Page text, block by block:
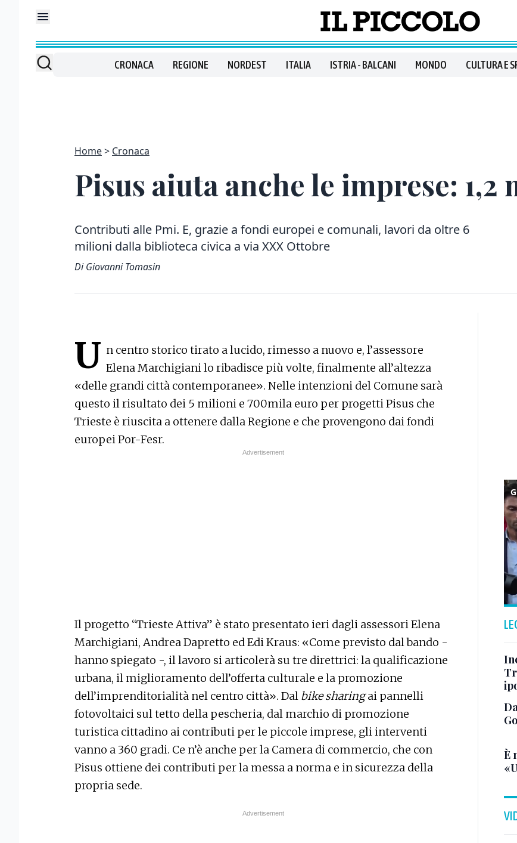
CRONACA REGIONE NORDEST ITALIA ISTRIA - BALCANI MONDO CULTURA E
Home Cronaca
Pisus aiuta anche le imprese:
Contributi alle Pmi. E, grazie a fondi europei e comunali, lavori da oltre 6
milioni dalla biblioteca civica a via XXX Ottobre
Di Giovanni Tomasin
U n centro storico tirato a lucido, rimesso a nuovo e, l’assessore
Elena Marchigiani lo ribadisce più volte, finalmente all’altezza
«delle grandi città contemporanee». Nelle intenzioni del Comune sarà
questo il risultato dei 5 milioni e 700mila euro per progetti Pisus che
Trieste è riuscita a ottenere dalla Regione e che provengono dai fondi
europei Por-Fesr.
Il progetto “Trieste Attiva” è stato presentato ieri dagli assessori Elena
Marchigiani, Andrea Dapretto ed Edi Kraus: «Come previsto dal bando -
hanno spiegato -, il lavoro si articolerà su tre direttrici: la qualificazione
urbana, il miglioramento dell’offerta culturale e la promozione
dell’imprenditorialità nel centro città». Dal bike sharingai pannelli
fotovoltaici sul tetto della pescheria, dal marchio di promozione
turistica cittadino ai contributi per le piccole imprese, gli interventi
vanno a 360 gradi. Ce n’è anche per la Camera di commercio, che con
Pisus ottiene dei contributi per la messa a norma e in sicurezza della
propria sede.
È